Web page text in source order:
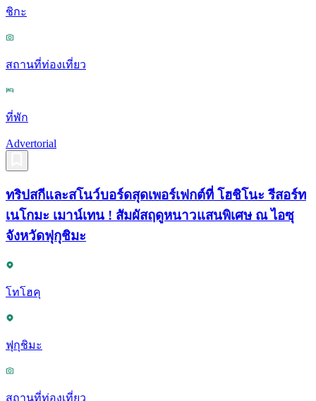
ชิกะ
สถานที่ท่องเที่ยว
ที่พัก
Advertorial
ทริปสกีและสโนว์บอร์ดสุดเพอร์เฟกต์ที่ โฮชิโนะ รีสอร์ท
เนโกมะ เมาน์เทน ! สัมผัสฤดูหนาวแสนพิเศษ ณ ไอซุ
จังหวัดฟุกุชิมะ
โทโฮคุ
ฟุกุชิมะ
สถานที่ท่องเที่ยว